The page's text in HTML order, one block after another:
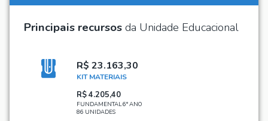
Principais recursosda Unidade Educacional
R$ 23.163,30
KIT MATERIAIS
R$ 4.205,40
FUNDAMENTAL 6° ANO
86 UNIDADES